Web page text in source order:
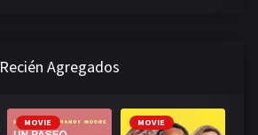
Recién Agregados
MOVIE MOVIE